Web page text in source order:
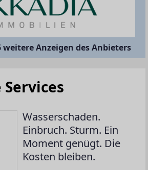
weitere Anzeigen des Anbieters
Wasserschaden.
Einbruch. Sturm. Ein
Moment genügt. Die
Kosten bleiben.